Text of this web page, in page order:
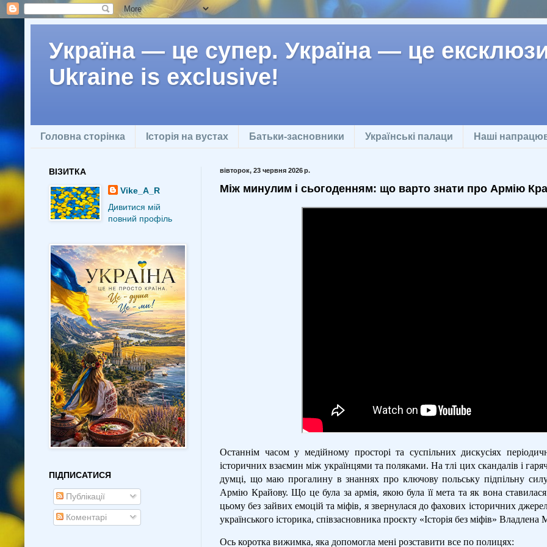
Україна — це супер. Україна — це
Ukraine is exclusive!
Головна сторінка Історія на вустах Батьки-засновники Українські палаци Наші
вівторок, 23 червня 2026 р.
Між минулим і сьогоденням: що варто знати про Армію
Останнім часом у медійному просторі та суспільних дискусіях
історичних взаємин між українцями та поляками.На тлі цих скандалів і
думці, що маю прогалину в знаннях про ключову польську підпільну
Армію Крайову. Що це була за армія, якою була її мета та як вона
цьому без зайвих емоцій та міфів, я звернулася до фахових історичних
українського історика, співзасновника проєкту «Історія без міфів» Владлена
Ось коротка вижимка, яка допомогла мені розставити все по полицях:
ВІЗИТКА
Vike_A_R
Дивитися мій
повний профіль
ПІДПИСАТИСЯ
Публікації
Коментарі